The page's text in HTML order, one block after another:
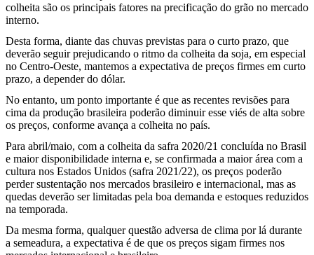
colheita são os principais fatores na precificação do grão no mercado
interno.
Desta forma, diante das chuvas previstas para o curto prazo, que
deverão seguir prejudicando o ritmo da colheita da soja, em especial
no Centro-Oeste, mantemos a expectativa de preços firmes em curto
prazo, a depender do dólar.
No entanto, um ponto importante é que as recentes revisões para
cima da produção brasileira poderão diminuir esse viés de alta sobre
os preços, conforme avança a colheita no país.
Para abril/maio, com a colheita da safra 2020/21 concluída no Brasil
e maior disponibilidade interna e, se confirmada a maior área com a
cultura nos Estados Unidos (safra 2021/22), os preços poderão
perder sustentação nos mercados brasileiro e internacional, mas as
quedas deverão ser limitadas pela boa demanda e estoques reduzidos
na temporada.
Da mesma forma, qualquer questão adversa de clima por lá durante
a semeadura, a expectativa é de que os preços sigam firmes nos